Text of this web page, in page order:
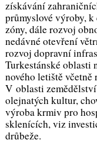
získávání
průmyslové výroby,
zóny, dále rozvoj
nedávné otevření
rozvoj dopravní
Turkestánské oblasti
nového letiště
V oblasti
olejnatých kultur,
výroba krmiv pro
sklenících, viz
drůbeže.